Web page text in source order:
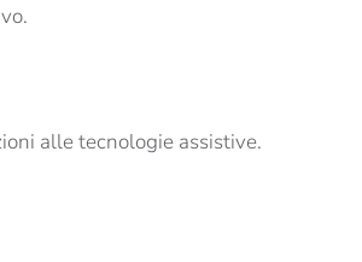
alle tecnologie assistive.